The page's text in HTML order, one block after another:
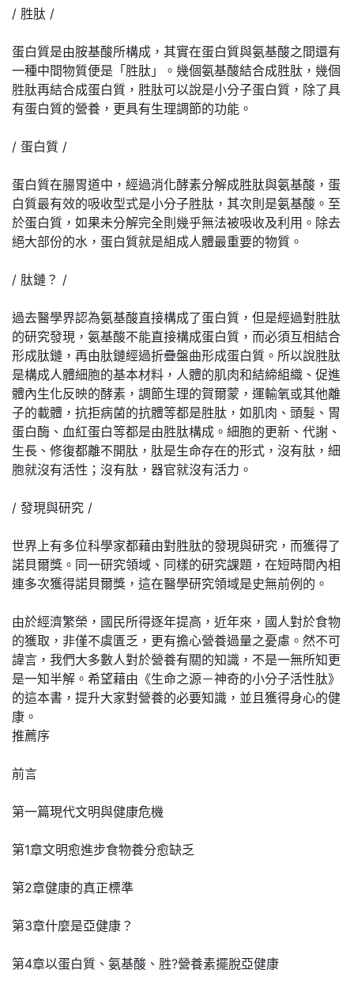
/ 胜肽 /
蛋白質是由胺基酸所構成，其實在蛋白質與氨基酸之間還有
一種中間物質便是「胜肽」。幾個氨基酸結合成胜肽，幾個
胜肽再結合成蛋白質，胜肽可以說是小分子蛋白質，除了具
有蛋白質的營養，更具有生理調節的功能。
/ 蛋白質 /
蛋白質在腸胃道中，經過消化酵素分解成胜肽與氨基酸，蛋
白質最有效的吸收型式是小分子胜肽，其次則是氨基酸。至
於蛋白質，如果未分解完全則幾乎無法被吸收及利用。除去
絕大部份的水，蛋白質就是組成人體最重要的物質。
/ 肽鏈？ /
過去醫學界認為氨基酸直接構成了蛋白質，但是經過對胜肽
的研究發現，氨基酸不能直接構成蛋白質，而必須互相結合
形成肽鏈，再由肽鏈經過折疊盤曲形成蛋白質。所以說胜肽
是構成人體細胞的基本材料，人體的肌肉和結締組織、促進
體內生化反映的酵素，調節生理的賀爾蒙，運輸氧或其他離
子的載體，抗拒病菌的抗體等都是胜肽，如肌肉、頭髮、胃
蛋白酶、血紅蛋白等都是由胜肽構成。細胞的更新、代謝、
生長、修復都離不開肽，肽是生命存在的形式，沒有肽，細
胞就沒有活性；沒有肽，器官就沒有活力。
/ 發現與研究 /
世界上有多位科學家都藉由對胜肽的發現與研究，而獲得了
諾貝爾獎。同一研究領域、同樣的研究課題，在短時間內相
連多次獲得諾貝爾獎，這在醫學研究領域是史無前例的。
由於經濟繁榮，國民所得逐年提高，近年來，國人對於食物
的獲取，非僅不虞匱乏，更有擔心營養過量之憂慮。然不可
諱言，我們大多數人對於營養有關的知識，不是一無所知更
是一知半解。希望藉由《生命之源－神奇的小分子活性肽》
的這本書，提升大家對營養的必要知識，並且獲得身心的健
康。
推薦序
前言
第一篇現代文明與健康危機
第1章文明愈進步食物養分愈缺乏
第2章健康的真正標準
第3章什麼是亞健康？
第4章以蛋白質、氨基酸、胜?營養素擺脫亞健康